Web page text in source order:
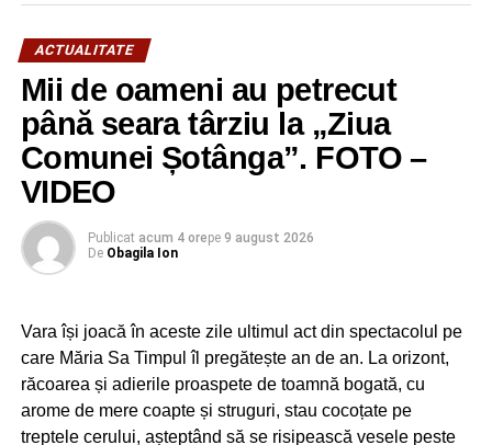
participanţii au derulat şi o acţiune de curăţenie în
localitate, alături de angajaţii primăriei şi beneficiarii de
ajutor social.
Ziua de sâmbătă, 7 iulie 2018, a fost dedicată în întregime
unui periplu de documentare, care a cuprins vizite la
ACTUALITATE
Mii de oameni au petrecut
până seara târziu la „Ziua
Comunei Șotânga”. FOTO –
VIDEO
Publicat acum 4 orepe 9 august 2026
De Obagila Ion
Vara își joacă în aceste zile ultimul act din spectacolul pe
care Măria Sa Timpul îl pregătește an de an. La orizont,
răcoarea și adierile proaspete de toamnă bogată, cu
arome de mere coapte și struguri, stau cocoțate pe
treptele cerului, așteptând să se risipească vesele peste